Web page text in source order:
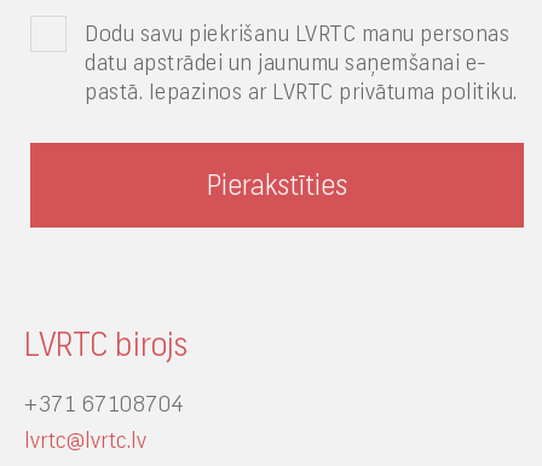
Dodu savu piekrišanu LVRTC manu personas
datu apstrādei un jaunumu saņemšanai e-
pastā. Iepazinos ar LVRTC privātuma politiku.
LVRTC birojs
+371 67108704
lvrtc@lvrtc.lv